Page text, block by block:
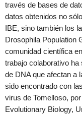
través de bases de
datos obtenidos no
IBE, sino también los
Drosophila Population
comunidad científica
trabajo colaborativo
de DNA que afectan a
sido encontrado con
virus de Tomelloso,
Evolutionary Biology,